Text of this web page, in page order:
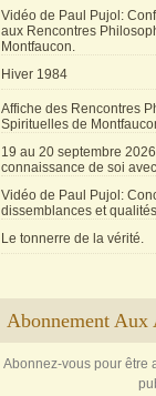
Vidéo de Paul Pujol:
aux Rencontres
Montfaucon.
Hiver 1984
Affiche des Rencontres
Spirituelles de
19 au 20 septembre
connaissance de soi
Vidéo de Paul Pujol:
dissemblances et
Le tonnerre de la vérité.
Abonnement Aux
Abonnez-vous pour être